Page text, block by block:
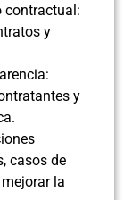
contractual:
y
y
casos de
la